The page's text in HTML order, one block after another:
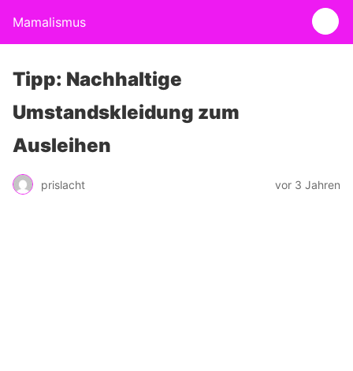
Mamalismus
Tipp: Nachhaltige
Umstandskleidung zum
Ausleihen
prislacht vor 3 Jahren